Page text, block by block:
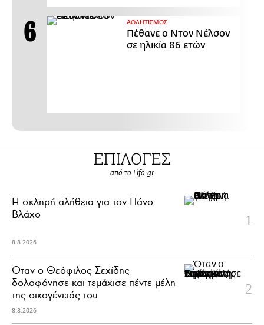
ΑΘΛΗΤΙΣΜΟΣ
Πέθανε ο Ντον Νέλσον
σε ηλικία 86 ετών
ΕΠΙΛΟΓΕΣ
από το Lifo.gr
H σκληρή αλήθεια για τον Πάνο
Βλάχο
8.8.2026
Όταν ο Θεόφιλος Σεχίδης
δολοφόνησε και τεμάχισε πέντε μέλη
της οικογένειάς του
8.8.2026